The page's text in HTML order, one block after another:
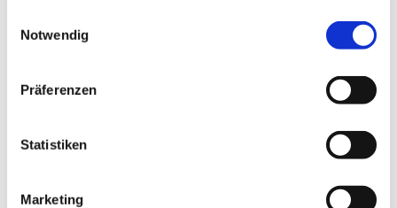
Notwendig
Präferenzen
Statistiken
Marketing